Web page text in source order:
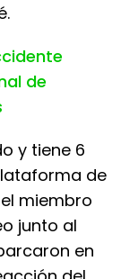
de
y tiene 6
de
miembro
junto al
en